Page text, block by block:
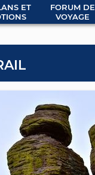
ET
FORUM DE
VOYAGE